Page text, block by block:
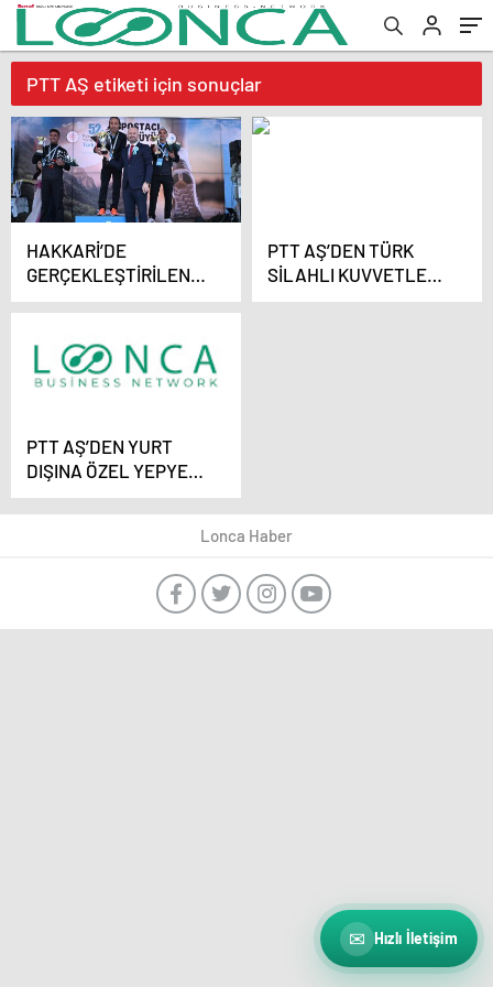
PTT AŞ etiketi için sonuçlar
HAKKARİ’DE
GERÇEKLEŞTİRİLEN
POSTACI YÜRÜYÜŞ
TAMAMLANDI
PTT AŞ’DEN TÜRK
SİLAHLI KUVVETLERİ
PERSONELİNE (TSK) ÖZEL
PTT AŞ’DEN YURT
DIŞINA ÖZEL YEPYENİ
TARİFE!
Lonca Haber
✉ Hızlı İletişim